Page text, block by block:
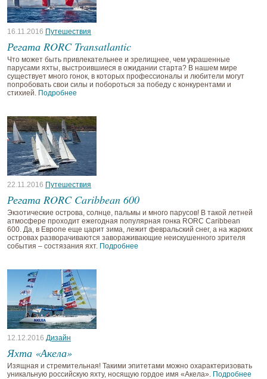
16.11.2016 Путешествия
Регата RORC Transatlantic
Что может быть привлекательнее и зрелищнее, чем украшенные
парусами яхты, выстроившиеся в ожидании старта? В нашем мире
существует много гонок, в которых профессионалы и любители могут
попробовать свои силы и побороться за победу с конкурентами и
стихией. Подробнее
22.11.2016 Путешествия
Регата RORC Caribbean 600
Экзотические острова, солнце, пальмы и много парусов! В такой летней
атмосфере проходит ежегодная популярная гонка RORC Caribbean
600. Да, в Европе еще царит зима, лежит февральский снег, а на жарких
островах разворачиваются завораживающие неискушенного зрителя
события – состязания яхт. Подробнее
12.12.2016 Дизайн
Яхта «Акела»
Изящная и стремительная! Такими эпитетами можно охарактеризовать
уникальную российскую яхту, носящую гордое имя «Акела». Подробнее